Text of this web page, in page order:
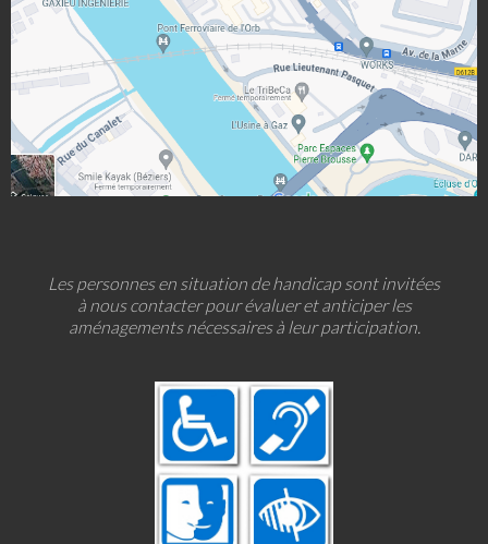
Les personnes en situation de handicap sont invitées
à nous contacter pour évaluer et anticiper les
aménagements nécessaires à leur participation.